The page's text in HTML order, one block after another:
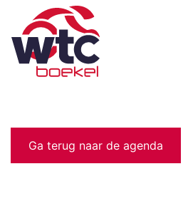
Ga terug naar de agenda